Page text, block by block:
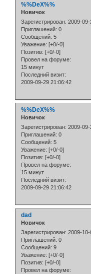
%%DeX%%
Новичок
Зарегистрирован: 2009-09-
Приглашений: 0
Сообщений: 5
Уважение: [+0/-0]
Позитив: [+0/-0]
Провел на форуме:
15 минут
Последний визит:
2009-09-29 21:06:42
%%DeX%%
Новичок
Зарегистрирован: 2009-09-
Приглашений: 0
Сообщений: 5
Уважение: [+0/-0]
Позитив: [+0/-0]
Провел на форуме:
15 минут
Последний визит:
2009-09-29 21:06:42
dad
Новичок
Зарегистрирован: 2009-10-
Приглашений: 0
Сообщений: 9
Уважение: [+0/-0]
Позитив: [+0/-0]
Провел на форуме: